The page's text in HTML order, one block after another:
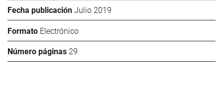
Fecha publicación Julio 2019
Formato Electrónico
Número páginas 29